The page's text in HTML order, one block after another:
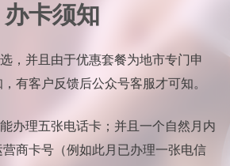
办卡须知
，并且由于优惠套餐为地市专门申
有客户反馈后公众号客服才可知。
办理五张电话卡；并且一个自然月内
商卡号（例如此月已办理一张电信